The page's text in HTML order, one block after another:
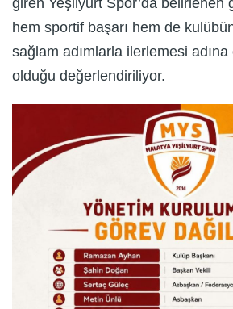
hem sportif başarı hem de
sağlam adımlarla ilerlemesi adına
olduğu değerlendiriliyor.